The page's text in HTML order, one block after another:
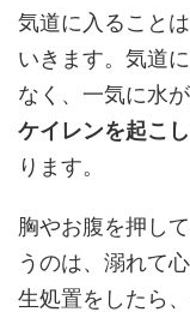
気道に入ること
いきます。気道
なく、一気に水
ケイレンを起こ
ります。
胸やお腹を押し
うのは、溺れて
生処置をしたら